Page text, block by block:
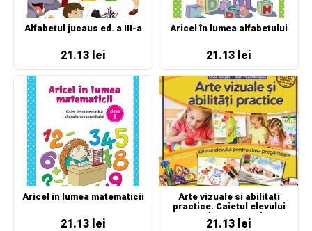
Alfabetul jucaus ed. a III-a
21.13 lei
Aricel în lumea alfabetului
21.13 lei
Aricel in lumea matematicii
21.13 lei
Arte vizuale si abilitati
practice. Caietul elevului
pentru clasa pregatitoare
21.13 lei